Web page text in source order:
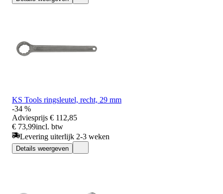
KS Tools ringsleutel, recht, 29 mm
-34 %
Adviesprijs € 112,85
€ 73,99incl. btw
Levering uiterlijk 2-3 weken
Details weergeven